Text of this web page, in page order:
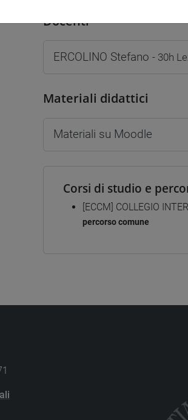
Docenti
ERCOLINO Stefano - 30h
Materiali didattici
Materiali su Moodle
Corsi di studio e
[ECCM] COLLEGIO
percorso comune